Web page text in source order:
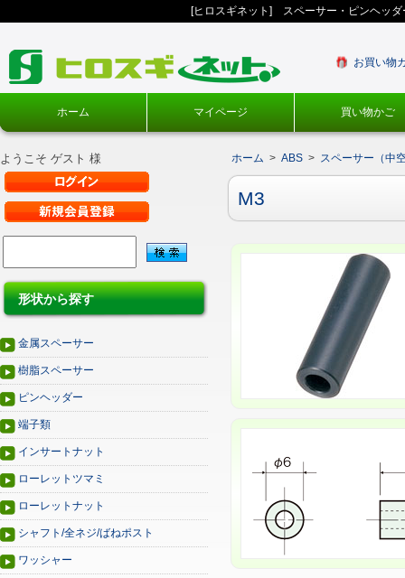
[ヒロスギネット] スペーサー・ピンヘッ
お買い物
ホーム マイページ 買い物かご
ようこそ ゲスト 様
形状から探す
金属スペーサー
樹脂スペーサー
ピンヘッダー
端子類
インサートナット
ローレットツマミ
ローレットナット
シャフト/全ネジ/ばねポスト
ワッシャー
ホーム > ABS > スペーサー（中
M3